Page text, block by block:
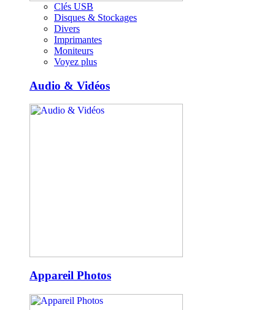
Clés USB
Disques & Stockages
Divers
Imprimantes
Moniteurs
Voyez plus
Audio & Vidéos
Appareil Photos